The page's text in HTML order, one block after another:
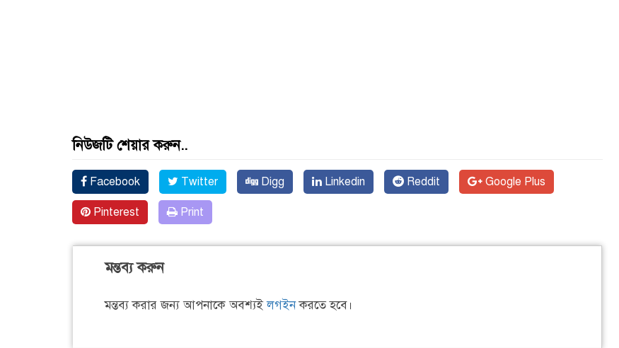
নিউজটি শেয়ার করুন..
Facebook Twitter Digg Linkedin Reddit Google Plus
Pinterest Print
মন্তব্য করুন
মন্তব্য করার জন্য আপনাকে অবশ্যইলগইনকরতে হবে।